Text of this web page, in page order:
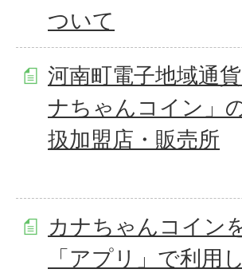
ついて
河南町電子地域通
ナちゃんコイン」
扱加盟店・販売所
カナちゃんコイン
「アプリ」で利用